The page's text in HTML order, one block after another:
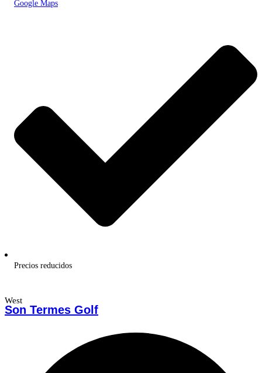
Google Maps
Precios reducidos
West
Son Termes Golf